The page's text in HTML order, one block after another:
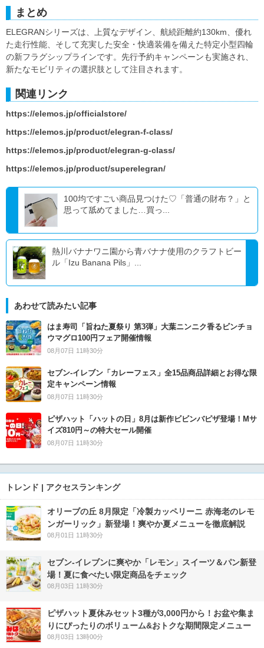
まとめ
ELEGRANシリーズは、上質なデザイン、航続距離約130km、優れ
た走行性能、そして充実した安全・快適装備を備えた特定小型四輪
の新フラグシップラインです。先行予約キャンペーンも実施され、
新たなモビリティの選択肢として注目されます。
関連リンク
https://elemos.jp/officialstore/
https://elemos.jp/product/elegran-f-class/
https://elemos.jp/product/elegran-g-class/
https://elemos.jp/product/superelegran/
100均ですごい商品見つけた♡「普通の財布？」と
思って舐めてました…買っ...
熱川バナナワニ園から青バナナ使用のクラフトビー
ル「Izu Banana Pils」...
あわせて読みたい記事
はま寿司「旨ねた夏祭り 第3弾」大葉ニンニク香るビンチョ
ウマグロ100円フェア開催情報
08月07日 11時30分
セブン‐イレブン「カレーフェス」全15品商品詳細とお得な限
定キャンペーン情報
08月07日 11時30分
ピザハット「ハットの日」8月は新作ビビンバピザ登場！Mサ
イズ810円～の特大セール開催
08月07日 11時30分
トレンド | アクセスランキング
オリーブの丘 8月限定「冷製カッペリーニ 赤海老のレモ
ンガーリック」新登場！爽やか夏メニューを徹底解説
08月01日 11時30分
セブン‐イレブンに爽やか「レモン」スイーツ＆パン新登
場！夏に食べたい限定商品をチェック
08月03日 11時30分
ピザハット夏休みセット3種が3,000円から！お盆や集ま
りにぴったりのボリューム&おトクな期間限定メニュー
08月03日 13時00分